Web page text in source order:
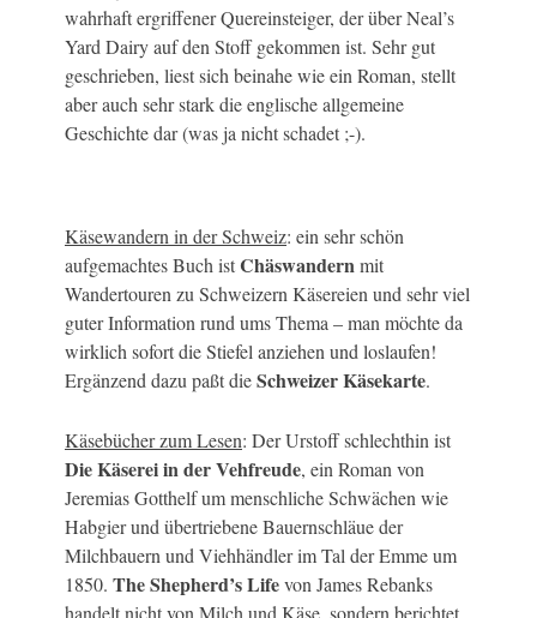
wahrhaft ergriffener Quereinsteiger, der über Neal’s
Yard Dairy auf den Stoff gekommen ist. Sehr gut
geschrieben, liest sich beinahe wie ein Roman, stellt
aber auch sehr stark die englische allgemeine
Geschichte dar (was ja nicht schadet ;-).
Käsewandern in der Schweiz: ein sehr schön
aufgemachtes Buch istChäswandernmit
Wandertouren zu Schweizern Käsereien und sehr viel
guter Information rund ums Thema – man möchte da
wirklich sofort die Stiefel anziehen und loslaufen!
Ergänzend dazu paßt dieSchweizer Käsekarte.
Käsebücher zum Lesen: Der Urstoff schlechthin ist
Die Käserei in der Vehfreude, ein Roman von
Jeremias Gotthelf um menschliche Schwächen wie
Habgier und übertriebene Bauernschläue der
Milchbauern und Viehhändler im Tal der Emme um
1850. The Shepherd’s Lifevon James Rebanks
handelt nicht von Milch und Käse, sondern berichtet